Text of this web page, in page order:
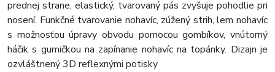
prednej strane, elastický, tvarovaný pás zvyšuje pohodlie pri
nosení. Funkčné tvarovanie nohavíc, zúžený strih, lem nohavíc
s možnosťou úpravy obvodu pomocou gombíkov, vnútorný
háčik s gumičkou na zapínanie nohavíc na topánky. Dizajn je
ozvláštnený 3D reflexnými potisky